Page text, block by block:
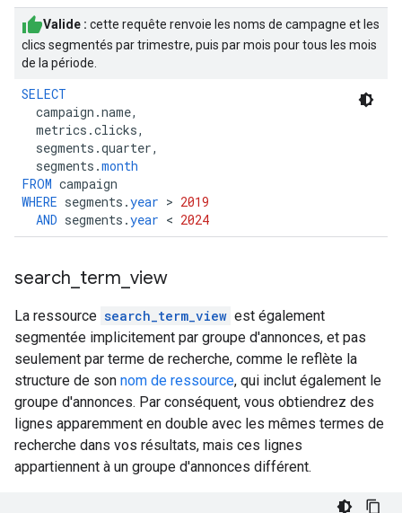
Valide : cette requête renvoie les noms de campagne et les
clics segmentés par trimestre, puis par mois pour tous les mois
de la période.
SELECT
campaign .name,
metrics .clicks,
segments .quarter,
segments .month
FROM campaign
WHERE segments .year > 2019
AND segments .year < 2024
search term view
La ressource search_term_view est également
segmentée implicitement par groupe d'annonces, et pas
seulement par terme de recherche, comme le reflète la
structure de son nom de ressource, qui inclut également le
groupe d'annonces. Par conséquent, vous obtiendrez des
lignes apparemment en double avec les mêmes termes de
recherche dans vos résultats, mais ces lignes
appartiennent à un groupe d'annonces différent.